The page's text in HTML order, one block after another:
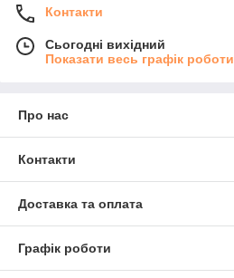
Контакти
Сьогодні вихідний
Показати весь графік роботи
Про нас
Контакти
Доставка та оплата
Графік роботи